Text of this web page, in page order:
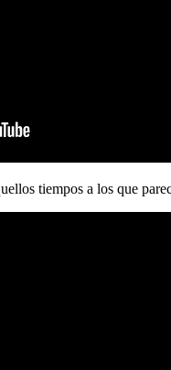
tiempos a los que